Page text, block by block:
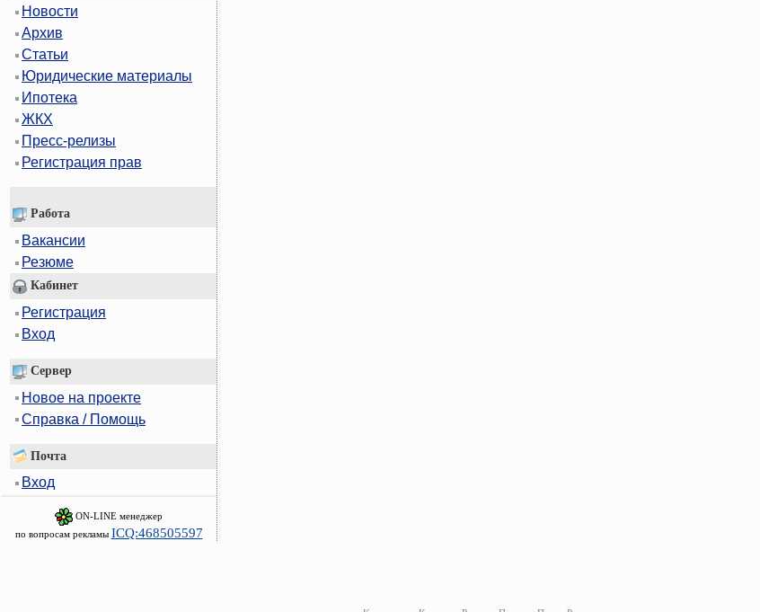
Новости
Архив
Статьи
Юридические материалы
Ипотека
ЖКХ
Пресс-релизы
Регистрация прав
Работа
Вакансии
Резюме
Кабинет
Регистрация
Вход
Сервер
Новое на проекте
Справка / Помощь
Почта
Вход
ON-LINE менеджер
по вопросам рекламы ICQ:468505597